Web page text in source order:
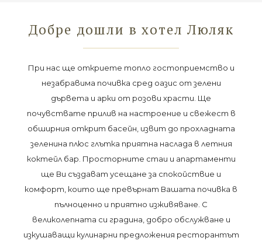
Добре дошли в хотел Люляк
При нас ще откриете топло гостоприемство и
незабравима почивка сред оазис от зелени
дървета и арки от розови храсти. Ще
почувствате прилив на настроение и свежест в
обширния открит басейн, извит до прохладната
зеленина плюс глътка приятна наслада в летния
коктейл бар. Просторните стаи и апартаменти
ще Ви създават усещане за спокойствие и
комфорт, които ще превърнат Вашата почивка в
пълноценно и приятно изживяване. С
великолепната си градина, добро обслужване и
изкушаващи кулинарни предложения ресторантът